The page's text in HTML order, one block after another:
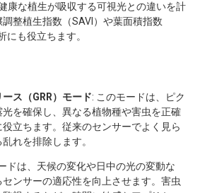
康な植生が吸収する可視光との違いを計
整植生指数（SAVI）や葉面積指数
にも役立ちます。
ス（GRR）モード: このモードは、ピク
を確保し、異なる植物種や害虫を正確
立ちます。従来のセンサーでよく見ら
れを排除します。
ドは、天候の変化や日中の光の変動な
ンサーの適応性を向上させます。害虫